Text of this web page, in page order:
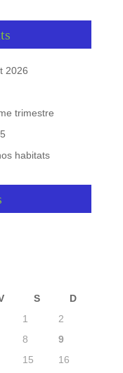
2026
trimestre
habitats
S
D
1
2
8
9
15
16